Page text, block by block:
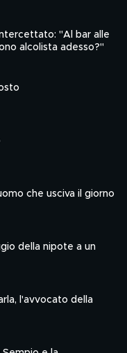
"Al bar alle
alcolista adesso?"
che usciva il giorno
della nipote a un
l'avvocato della